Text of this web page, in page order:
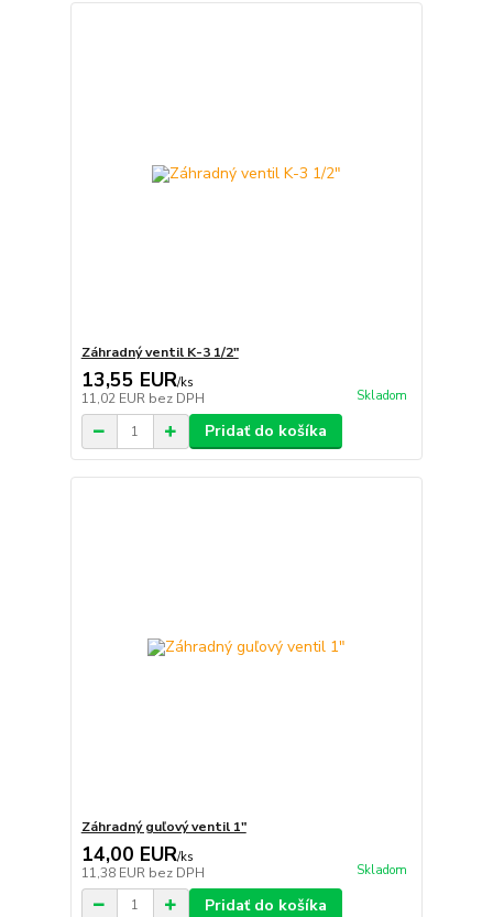
Záhradný ventil K-3 1/2"
13,55 EUR/ks
11,02 EUR bez DPH Skladom
Pridať do košíka
Záhradný guľový ventil 1"
14,00 EUR/ks
11,38 EUR bez DPH Skladom
Pridať do košíka